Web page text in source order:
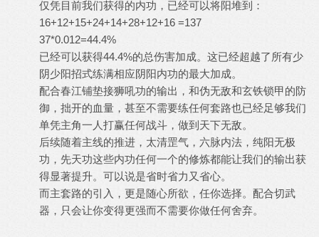
仅凭目前我们获得的内功，已经可以将阳堆到：
16+12+15+24+14+28+12+16 =137
37*0.012=44.4%
已经可以获得44.4%的总伤害加成。这已经超越了所有少
阴少阳招式练满相应阴阳内功的最大加成。
配合春江铺垫接狮吼功的输出，和伪无敌和玄铁锁甲的防
御，拙开的血量，甚至不需要练任何套路也已经足够我们
单凭主角一人打赢任何战斗，做到天下无敌。
后续随着主线的推进，太清罡气，六脉内法，纯阳无极
功，先天功这些内功任何一个的修炼都能让我们的输出获
得显著提升。可以说是省时省力又省心。
而主套路的引入，更是随心所欲，任你选择。配合切武
器，只会让你变得更强而不需要你做任何舍弃。